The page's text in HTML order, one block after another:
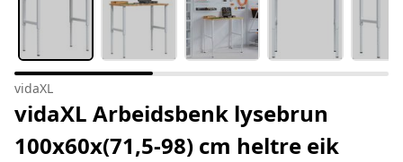
vidaXL
vidaXL Arbeidsbenk lysebrun
100x60x(71,5-98) cm heltre eik